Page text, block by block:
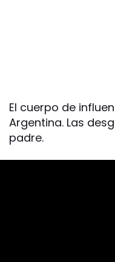
El cuerpo de
Argentina. Las
padre.